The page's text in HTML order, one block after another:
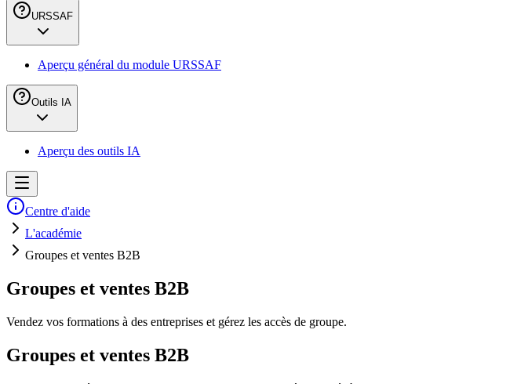
URSSAF
Aperçu général du module URSSAF
Outils IA
Aperçu des outils IA
Centre d'aide
L'académie
Groupes et ventes B2B
Groupes et ventes B2B
Vendez vos formations à des entreprises et gérez les accès de groupe.
Groupes et ventes B2B